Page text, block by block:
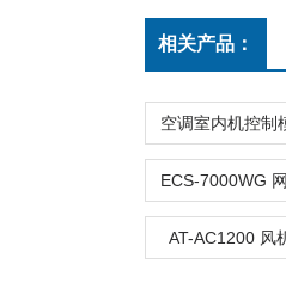
相关产品：
AT-AC1200 风